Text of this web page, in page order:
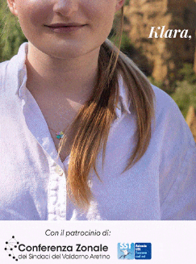
In vetrina 3 Agosto 2026
Estra Notizie agosto:
studenti coinvolti, torna
debutta il podcast Estrair
Più lette
Figline Incisa Valdarno 1 Agosto
Piscina di Figline
Pnrr, il gruppo di
ringraziamento al